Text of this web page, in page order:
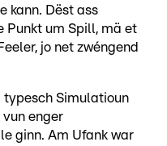
kann. Dëst ass
Punkt um Spill, mä et
jo net zwéngend
typesch Simulatioun
enger
ginn. Am Ufank war